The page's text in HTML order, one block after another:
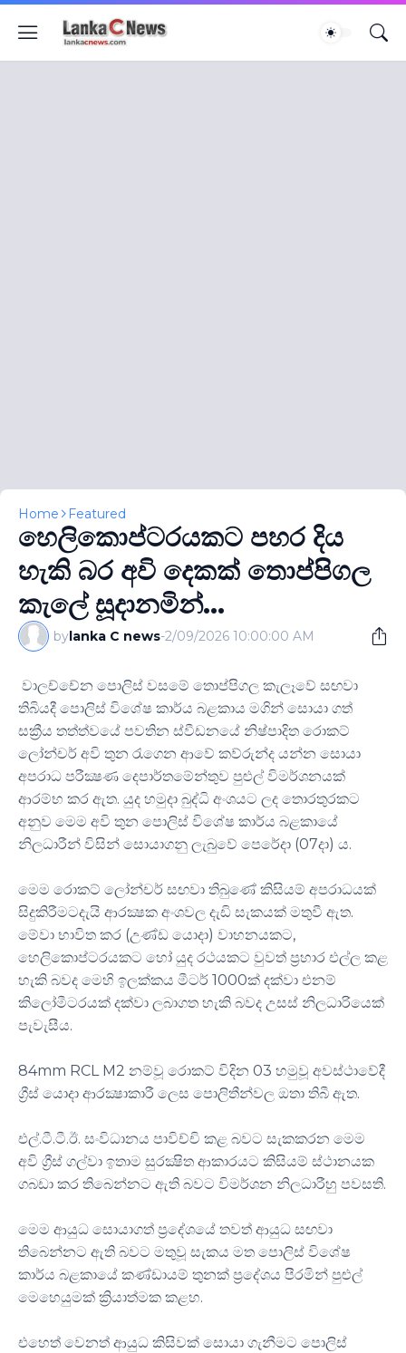
Home Featured
හෙලිකොප්ටරයකට පහර දිය
හැකි බර අවි දෙකක් තොප්පිගල
කැලේ සූදානමින්...
bylanka C news-2/09/2026 10:00:00 AM
වාලච්චේන පොලිස් වසමේ තොප්පිගල කැලෑවේ සඟවා
තිබියදී පොලිස් විශේෂ කාර්ය බළකාය මගින් සොයා ගත්
සක්‍රීය තත්ත්වයේ පවතින ස්වීඩනයේ නිෂ්පාදිත රොකට්
ලෝන්චර් අවි තුන රැගෙන ආවේ කව්රුන්ද යන්න සොයා
අපරාධ පරීක්‍ෂණ දෙපාර්තමේන්තුව පුළුල් විමර්ශනයක්
ආරම්භ කර ඇත. යුද හමුදා බුද්ධි අංශයට ලද තොරතුරකට
අනුව මෙම අවි තුන පොලිස් විශේෂ කාර්ය බළකායේ
නිලධාරීන් විසින් සොයාගනු ලැබුවේ පෙරේදා (07දා) ය.
මෙම රොකට් ලෝන්චර් සඟවා තිබුණේ කිසියම් අපරාධයක්
සිදුකිරීමටදැයි ආරක්‍ෂක අංශවල දැඩි සැකයක් මතුවී ඇත.
මේවා භාවිත කර (උණ්ඩ යොදා) වාහනයකට,
හෙලිකොප්ටරයකට හෝ යුද රථයකට වුවත් ප්‍රහාර එල්ල කළ
හැකි බවද මෙහි ඉලක්කය මීටර් 1000ක් දක්වා එනම්
කිලෝමීටරයක් දක්වා ලබාගත හැකි බවද උසස් නිලධාරියෙක්
පැවැසීය.
84mm RCL M2 නම්වූ රොකට් විදින 03 හමුවූ අවස්ථාවේදී
ග්‍රීස් යොදා ආරක්‍ෂාකාරී ලෙස පොලිතීන්වල ඔතා තිබී ඇත.
එල්.ටී.ටී.ඊ. සංවිධානය පාවිච්චි කළ බවට සැකකරන මෙම
අවි ග්‍රීස් ගල්වා ඉතාම සුරක්‍ෂිත ආකාරයට කිසියම් ස්ථානයක
ගබඩා කර තිබෙන්නට ඇති බවට විමර්ශන නිලධාරීහු පවසති.
මෙම ආයුධ සොයාගත් ප්‍රදේශයේ තවත් ආයුධ සඟවා
තිබෙන්නට ඇති බවට මතුවූ සැකය මත පොලිස් විශේෂ
කාර්ය බළකායේ කණ්ඩායම් තුනක් ප්‍රදේශය පීරමින් පුළුල්
මෙහෙයුමක් ක්‍රියාත්මක කළහ.
එහෙත් වෙනත් ආයුධ කිසිවක් සොයා ගැනීමට පොලිස්